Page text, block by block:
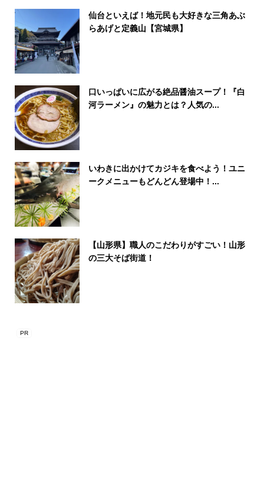
仙台といえば！地元民も大好きな三角あぶ
らあげと定義山【宮城県】
口いっぱいに広がる絶品醤油スープ！『白
河ラーメン』の魅力とは？人気の...
いわきに出かけてカジキを食べよう！ユニ
ークメニューもどんどん登場中！...
【山形県】職人のこだわりがすごい！山形
の三大そば街道！